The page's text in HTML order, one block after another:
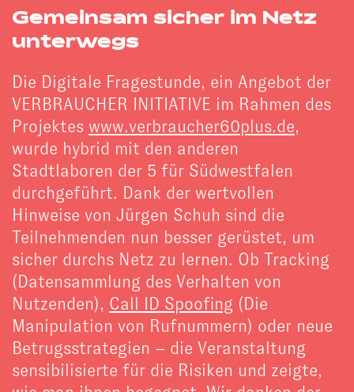
Gemeinsam sicher im Netz
unterwegs
Die Digitale Fragestunde, ein Angebot der
VERBRAUCHER INITIATIVE im Rahmen des
Projektes www.verbraucher60plus.de,
wurde hybrid mit den anderen
Stadtlaboren der 5 für Südwestfalen
durchgeführt. Dank der wertvollen
Hinweise von Jürgen Schuh sind die
Teilnehmenden nun besser gerüstet, um
sicher durchs Netz zu lernen. Ob Tracking
(Datensammlung des Verhalten von
Nutzenden), Call ID Spoofing (Die
Manipulation von Rufnummern) oder neue
Betrugsstrategien – die Veranstaltung
sensibilisierte für die Risiken und zeigte,